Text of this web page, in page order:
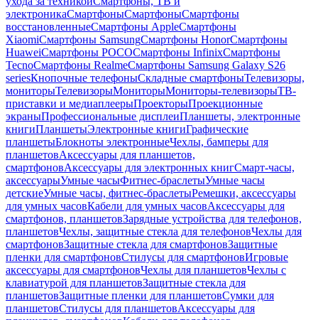
электроникаСмартфоныСмартфоныСмартфоны
восстановленныеСмартфоны AppleСмартфоны
XiaomiСмартфоны SamsungСмартфоны HonorСмартфоны
HuaweiСмартфоны POCOСмартфоны InfinixСмартфоны
TecnoСмартфоны RealmeСмартфоны Samsung Galaxy S26
seriesКнопочные телефоныСкладные смартфоныТелевизоры,
мониторыТелевизорыМониторыМониторы-телевизорыТВ-
приставки и медиаплеерыПроекторыПроекционные
экраныПрофессиональные дисплеиПланшеты, электронные
книгиПланшетыЭлектронные книгиГрафические
планшетыБлокноты электронныеЧехлы, бамперы для
планшетовАксессуары для планшетов,
смартфоновАксессуары для электронных книгСмарт-часы,
аксессуарыУмные часыФитнес-браслетыУмные часы
детскиеУмные часы, фитнес-браслетыРемешки, аксессуары
для умных часовКабели для умных часовАксессуары для
смартфонов, планшетовЗарядные устройства для телефонов,
планшетовЧехлы, защитные стекла для телефоновЧехлы для
смартфоновЗащитные стекла для смартфоновЗащитные
пленки для смартфоновСтилусы для смартфоновИгровые
аксессуары для смартфоновЧехлы для планшетовЧехлы с
клавиатурой для планшетовЗащитные стекла для
планшетовЗащитные пленки для планшетовСумки для
планшетовСтилусы для планшетовАксессуары для